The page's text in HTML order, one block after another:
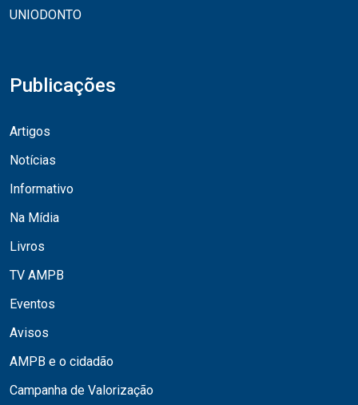
UNIODONTO
Publicações
Artigos
Notícias
Informativo
Na Mídia
Livros
TV AMPB
Eventos
Avisos
AMPB e o cidadão
Campanha de Valorização